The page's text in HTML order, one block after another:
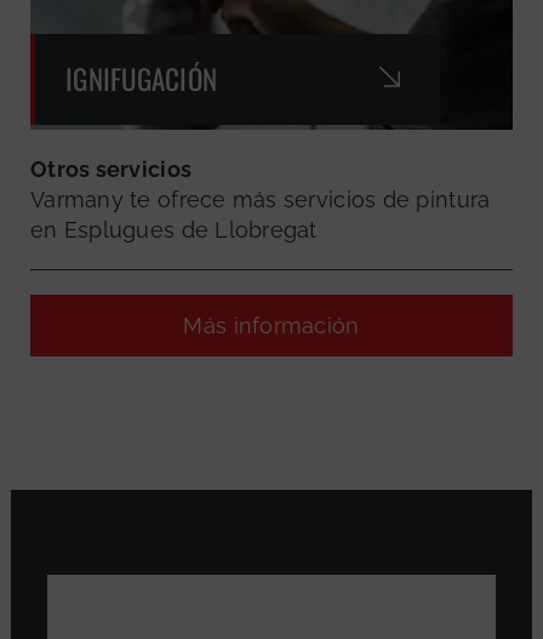
IGNIFUGACIÓN
Otros servicios
Varmany te ofrece más servicios de pintura
en Esplugues de Llobregat
Más información